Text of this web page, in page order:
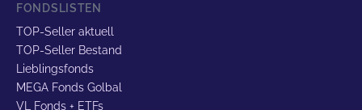
FONDSLISTEN
TOP-Seller aktuell
TOP-Seller Bestand
Lieblingsfonds
MEGA Fonds Golbal
VL Fonds + ETFs